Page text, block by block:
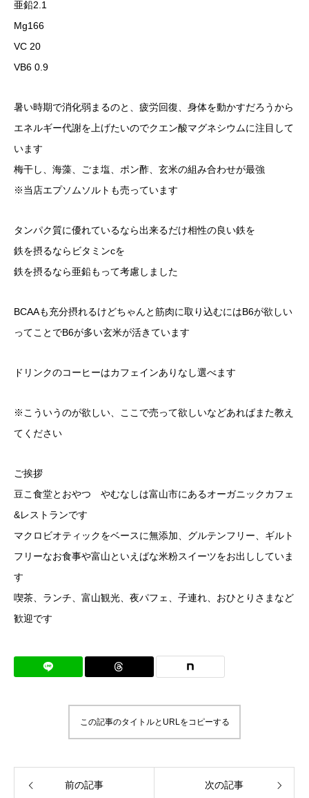
亜鉛2.1
Mg166
VC 20
VB6 0.9
暑い時期で消化弱まるのと、疲労回復、身体を動かすだろうから
エネルギー代謝を上げたいのでクエン酸マグネシウムに注目して
います
梅干し、海藻、ごま塩、ポン酢、玄米の組み合わせが最強
※当店エプソムソルトも売っています
タンパク質に優れているなら出来るだけ相性の良い鉄を
鉄を摂るならビタミンcを
鉄を摂るなら亜鉛もって考慮しました
BCAAも充分摂れるけどちゃんと筋肉に取り込むにはB6が欲しい
ってことでB6が多い玄米が活きています
ドリンクのコーヒーはカフェインありなし選べます
※こういうのが欲しい、ここで売って欲しいなどあればまた教え
てください
ご挨拶
豆こ食堂とおやつ やむなしは富山市にあるオーガニックカフェ
&レストランです
マクロビオティックをベースに無添加、グルテンフリー、ギルト
フリーなお食事や富山といえばな米粉スイーツをお出ししていま
す
喫茶、ランチ、富山観光、夜パフェ、子連れ、おひとりさまなど
歓迎です
この記事のタイトルとURLをコピーする
前の記事 次の記事